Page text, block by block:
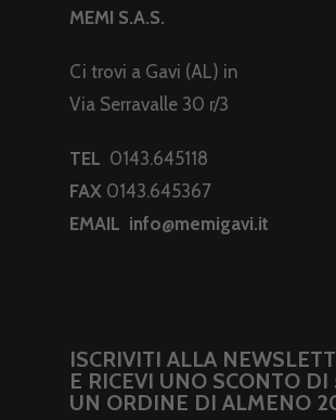
MEMI S.A.S.
Ci trovi a Gavi (AL) in
Via Serravalle 30 r/3
TEL 0143.645118
FAX 0143.645367
EMAIL info@memigavi.it
ISCRIVITI ALLA
E RICEVI UNO SCONTO DI
UN ORDINE DI ALMENO